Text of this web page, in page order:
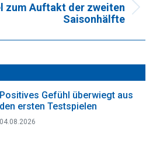
zum Auftakt der zweiten
Saisonhälfte
Positives Gefühl überwiegt aus
den ersten Testspielen
04.08.2026